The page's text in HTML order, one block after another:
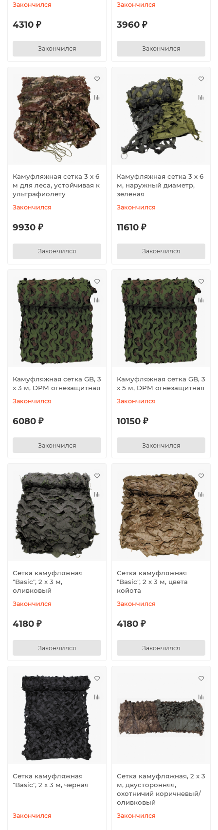
Закончился
4310 ₽
Закончился
Закончился
3960 ₽
Закончился
Камуфляжная сетка 3 x 6
м для леса, устойчивая к
ультрафиолету
Закончился
9930 ₽
Закончился
Камуфляжная сетка 3 x 6
м, наружный диаметр,
зеленая
Закончился
11610 ₽
Закончился
Камуфляжная сетка GB, 3
x 3 м, DPM огнезащитная
Закончился
6080 ₽
Закончился
Камуфляжная сетка GB, 3
x 5 м, DPM огнезащитная
Закончился
10150 ₽
Закончился
Сетка камуфляжная
"Basic", 2 х 3 м,
оливковый
Закончился
4180 ₽
Закончился
Сетка камуфляжная
"Basic", 2 х 3 м, цвета
койота
Закончился
4180 ₽
Закончился
Сетка камуфляжная
"Basic", 2 х 3 м, черная
Закончился
Сетка камуфляжная, 2 х 3
м, двусторонняя,
охотничий коричневый/
оливковый
Закончился